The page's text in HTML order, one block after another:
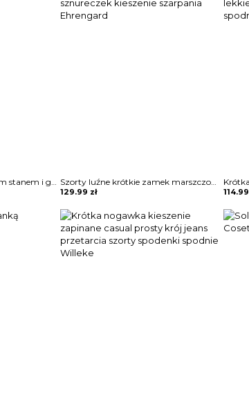
Szorty dżinsowe z wysokim stanem i guzikami Hallie Szorty luźne krótkie zamek marszczone ściągane na pasie na sznureczek kieszenie szarpania Ehrengard
129.99 zł 114.99